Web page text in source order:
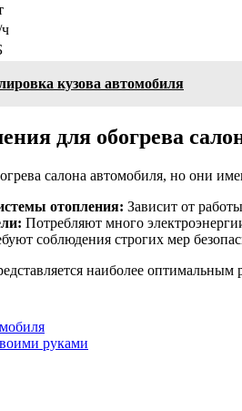
кузова автомобиля
для обогрева
салона автомобиля, но они
отопления: Зависит от
Потребляют много
соблюдения строгих мер
наиболее
руками